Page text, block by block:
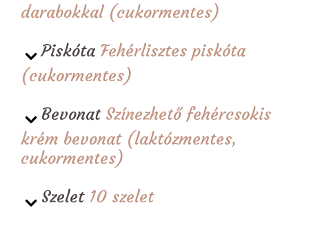
darabokkal (cukormentes)
Piskóta Fehérlisztes piskóta
(cukormentes)
Bevonat Színezhető fehércsokis
krém bevonat (laktózmentes,
cukormentes)
Szelet 10 szelet